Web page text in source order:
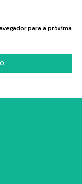
para a próxima